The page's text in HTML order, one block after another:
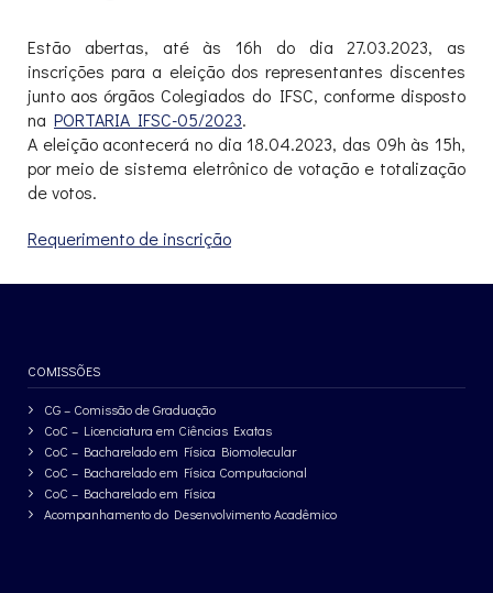
Estão abertas, até às 16h do dia 27.03.2023, as
inscrições para a eleição dos representantes discentes
junto aos órgãos Colegiados do IFSC, conforme disposto
na PORTARIA IFSC-05/2023.
A eleição acontecerá no dia 18.04.2023, das 09h às 15h,
por meio de sistema eletrônico de votação e totalização
de votos.
Requerimento de inscrição
COMISSÕES
CG – Comissão de Graduação
CoC – Licenciatura em Ciências Exatas
CoC – Bacharelado em Física Biomolecular
CoC – Bacharelado em Física Computacional
CoC – Bacharelado em Física
Acompanhamento do Desenvolvimento Acadêmico